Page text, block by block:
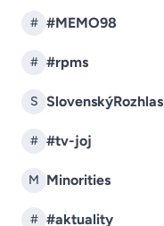
# #MEMO98
# #rpms
S SlovenskýRozhlas
# #tv-joj
M Minorities
# #aktuality